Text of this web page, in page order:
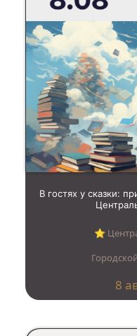
В гостях у сказки:
⭐︎
8